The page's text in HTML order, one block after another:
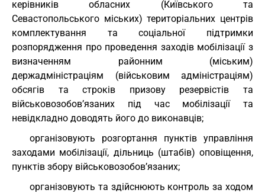
керівників обласних (Київського та
Севастопольського міських) територіальних центрів
комплектування та соціальної підтримки
розпорядження про проведення заходів мобілізації з
визначенням районним (міським)
держадміністраціям (військовим адміністраціям)
обсягів та строків призову резервістів та
військовозобов’язаних під час мобілізації та
невідкладно доводять його до виконавців;
організовують розгортання пунктів управління
заходами мобілізації, дільниць (штабів) оповіщення,
пунктів збору військовозобов’язаних;
організовують та здійснюють контроль за ходом